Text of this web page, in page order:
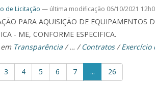
de Licitação — última modificação 06/10/2021
PARA AQUISIÇÃO DE EQUIPAMENTOS
- ME, CONFORME ESPECIFICA.
Transparência /… /Contratos /Exercício
3 4 5 6 7 ... 26